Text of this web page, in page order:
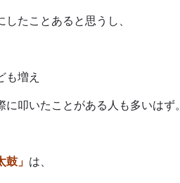
したことあると思うし、
も増え
叩いたことがある人も多いはず。
鼓」 は、